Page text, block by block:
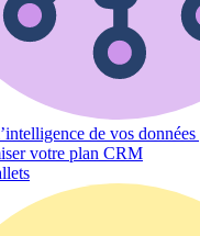
de vos données
votre plan CRM